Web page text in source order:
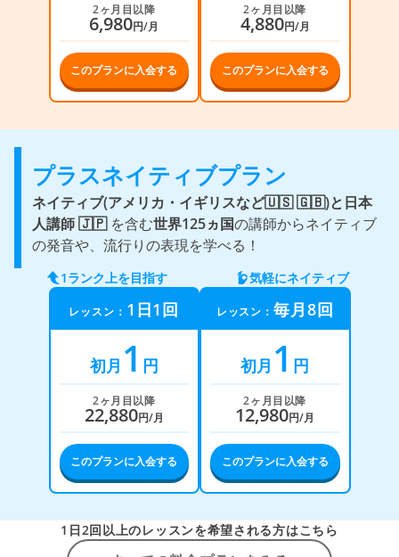
2ヶ月目以降
6,980円/月
このプランに入会する
2ヶ月目以降
4,880円/月
このプランに入会する
プラスネイティブプラン
ネイティブ(アメリカ・イギリスなど🇺🇸 🇬🇧)と日本
人講師 🇯🇵 を含む世界125ヵ国の講師からネイティブ
の発音や、流行りの表現を学べる！
1ランク上を目指す 気軽にネイティブ
レッスン： 1日1回
初月 1 円
2ヶ月目以降
22,880円/月
このプランに入会する
レッスン：毎月8回
初月 1 円
2ヶ月目以降
12,980円/月
このプランに入会する
1日2回以上のレッスンを希望される方はこちら